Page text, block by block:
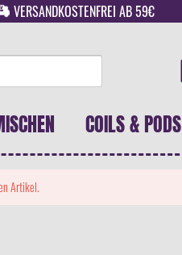
VERSANDKOSTENFREI AB 59€
COILS & PODS
Artikel.